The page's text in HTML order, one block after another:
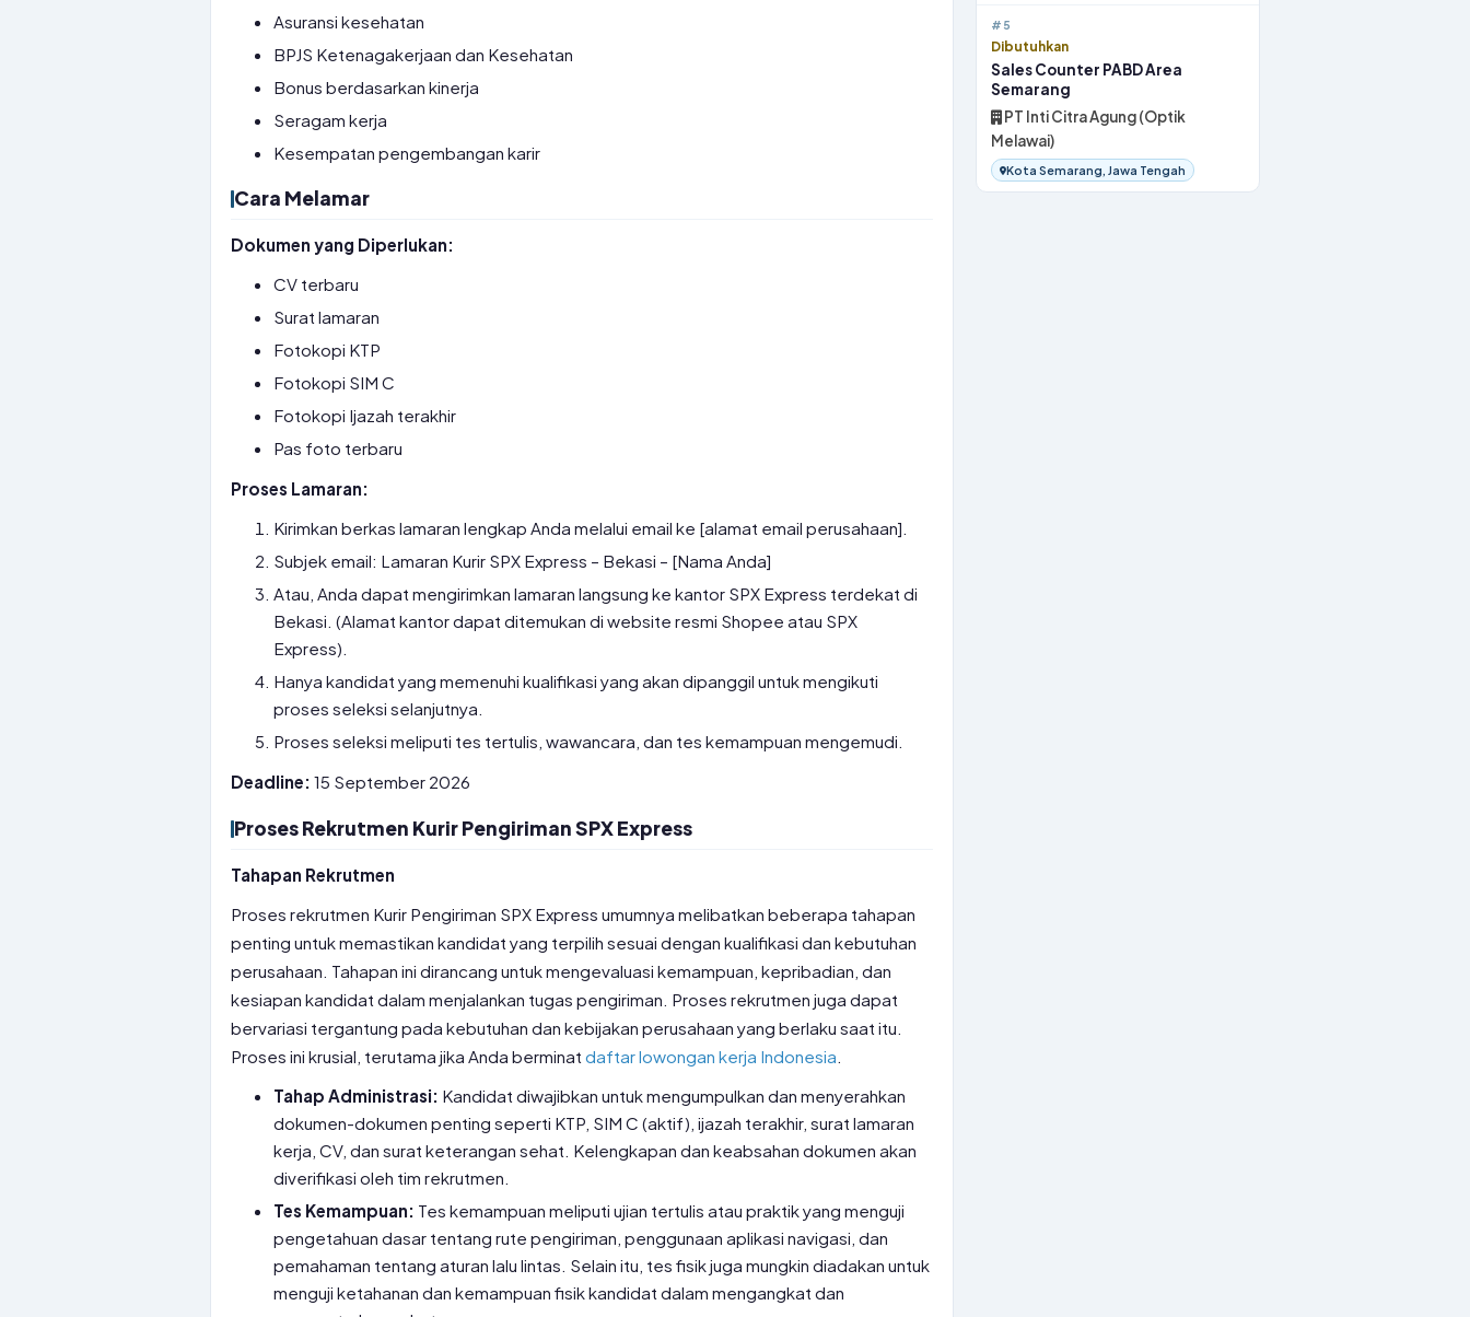
Asuransi kesehatan
BPJS Ketenagakerjaan dan Kesehatan
Bonus berdasarkan kinerja
Seragam kerja
Kesempatan pengembangan karir
Cara Melamar
Dokumen yang Diperlukan:
CV terbaru
Surat lamaran
Fotokopi KTP
Fotokopi SIM C
Fotokopi Ijazah terakhir
Pas foto terbaru
Proses Lamaran:
Kirimkan berkas lamaran lengkap Anda melalui email ke [alamat email perusahaan].
Subjek email: Lamaran Kurir SPX Express – Bekasi – [Nama Anda]
Atau, Anda dapat mengirimkan lamaran langsung ke kantor SPX Express terdekat di
Bekasi. (Alamat kantor dapat ditemukan di website resmi Shopee atau SPX
Express).
Hanya kandidat yang memenuhi kualifikasi yang akan dipanggil untuk mengikuti
proses seleksi selanjutnya.
Proses seleksi meliputi tes tertulis, wawancara, dan tes kemampuan mengemudi.
Deadline: 15 September 2026
Proses Rekrutmen Kurir Pengiriman SPX Express
Tahapan Rekrutmen
Proses rekrutmen Kurir Pengiriman SPX Express umumnya melibatkan beberapa tahapan
penting untuk memastikan kandidat yang terpilih sesuai dengan kualifikasi dan kebutuhan
perusahaan. Tahapan ini dirancang untuk mengevaluasi kemampuan, kepribadian, dan
kesiapan kandidat dalam menjalankan tugas pengiriman. Proses rekrutmen juga dapat
bervariasi tergantung pada kebutuhan dan kebijakan perusahaan yang berlaku saat itu.
Proses ini krusial, terutama jika Anda berminat daftar lowongan kerja Indonesia
Tahap Administrasi: Kandidat diwajibkan untuk mengumpulkan dan menyerahkan
dokumen-dokumen penting seperti KTP, SIM C (aktif), ijazah terakhir, surat lamaran
kerja, CV, dan surat keterangan sehat. Kelengkapan dan keabsahan dokumen akan
diverifikasi oleh tim rekrutmen.
Tes Kemampuan: Tes kemampuan meliputi ujian tertulis atau praktik yang menguji
pengetahuan dasar tentang rute pengiriman, penggunaan aplikasi navigasi, dan
pemahaman tentang aturan lalu lintas. Selain itu, tes fisik juga mungkin diadakan untuk
menguji ketahanan dan kemampuan fisik kandidat dalam mengangkat dan
#5
Dibutuhkan
Sales Counter PABD Area
Semarang
PT Inti Citra Agung (Optik
Melawai)
Kota Semarang, Jawa Tengah